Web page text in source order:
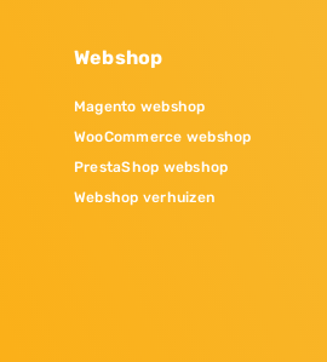
Webshop
Magento webshop
WooCommerce webshop
PrestaShop webshop
Webshop verhuizen